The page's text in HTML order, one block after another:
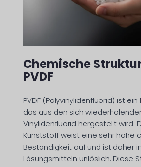
Chemische
PVDF
PVDF (Polyvinylidenfluorid) ist ein
das aus den sich
Vinylidenfluorid hergestellt wird.
Kunststoff weist eine sehr hohe
Beständigkeit auf und ist daher
Lösungsmitteln unlöslich. Diese